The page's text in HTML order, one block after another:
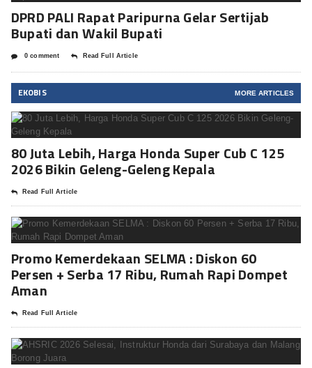
DPRD PALI Rapat Paripurna Gelar Sertijab
Bupati dan Wakil Bupati
0 comment Read Full Article
EKOBIS MORE ARTICLES
80 Juta Lebih, Harga Honda Super Cub C 125
2026 Bikin Geleng-Geleng Kepala
Read Full Article
Promo Kemerdekaan SELMA : Diskon 60
Persen + Serba 17 Ribu, Rumah Rapi Dompet
Aman
Read Full Article